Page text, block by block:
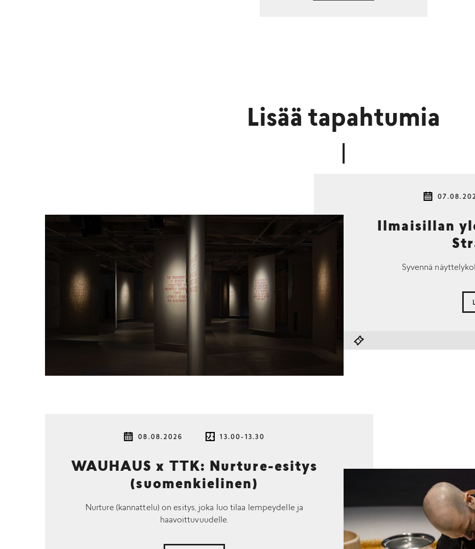
Lisää tapahtumia
Ilmaisillan
Syvennä
08.08.2026 13.00-13.30
WAUHAUS x TTK: Nurture-esitys
(suomenkielinen)
Nurture (kannattelu) on esitys, joka luo tilaa lempeydelle ja
haavoittuvuudelle.